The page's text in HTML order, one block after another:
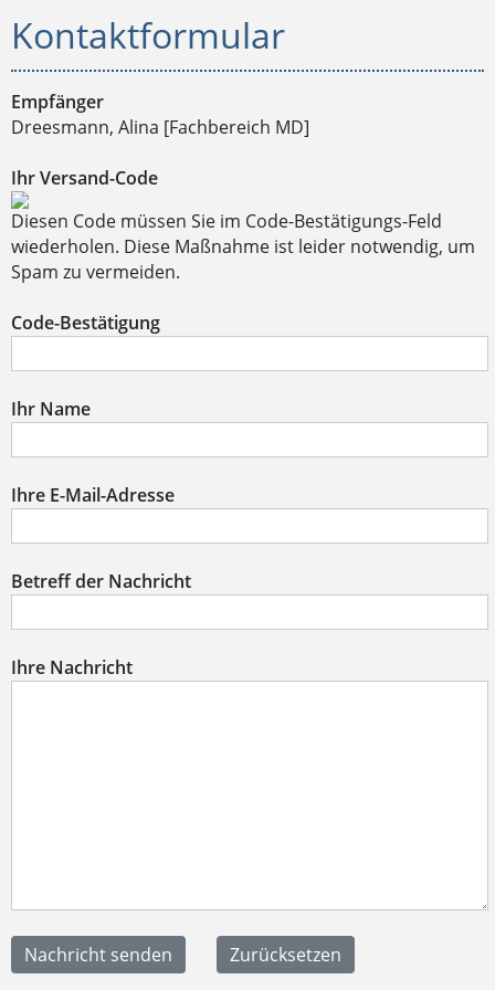
Kontaktformular
Empfänger
Dreesmann, Alina [Fachbereich MD]
Ihr Versand-Code
Diesen Code müssen Sie im Code-Bestätigungs-Feld
wiederholen. Diese Maßnahme ist leider notwendig, um
Spam zu vermeiden.
Code-Bestätigung
Ihr Name
Ihre E-Mail-Adresse
Betreff der Nachricht
Ihre Nachricht